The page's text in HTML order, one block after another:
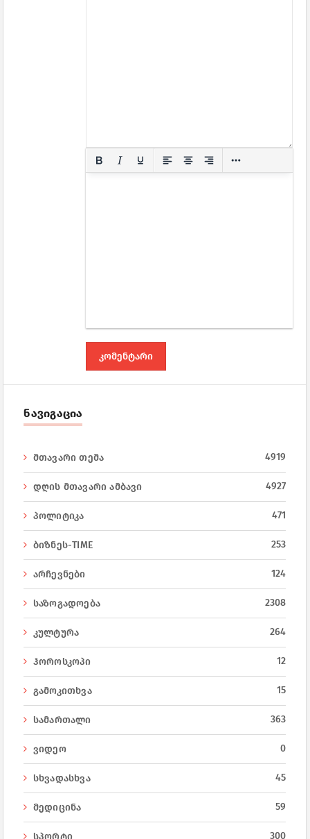
ნავიგაცია
მთავარი თემა 4919
დღის მთავარი ამბავი 4927
პოლიტიკა 471
ბიზნეს-TIME 253
არჩევნები 124
საზოგადოება 2308
კულტურა 264
ჰოროსკოპი 12
გამოკითხვა 15
სამართალი 363
ვიდეო 0
სხვადასხვა 45
მედიცინა 59
სპორტი 300